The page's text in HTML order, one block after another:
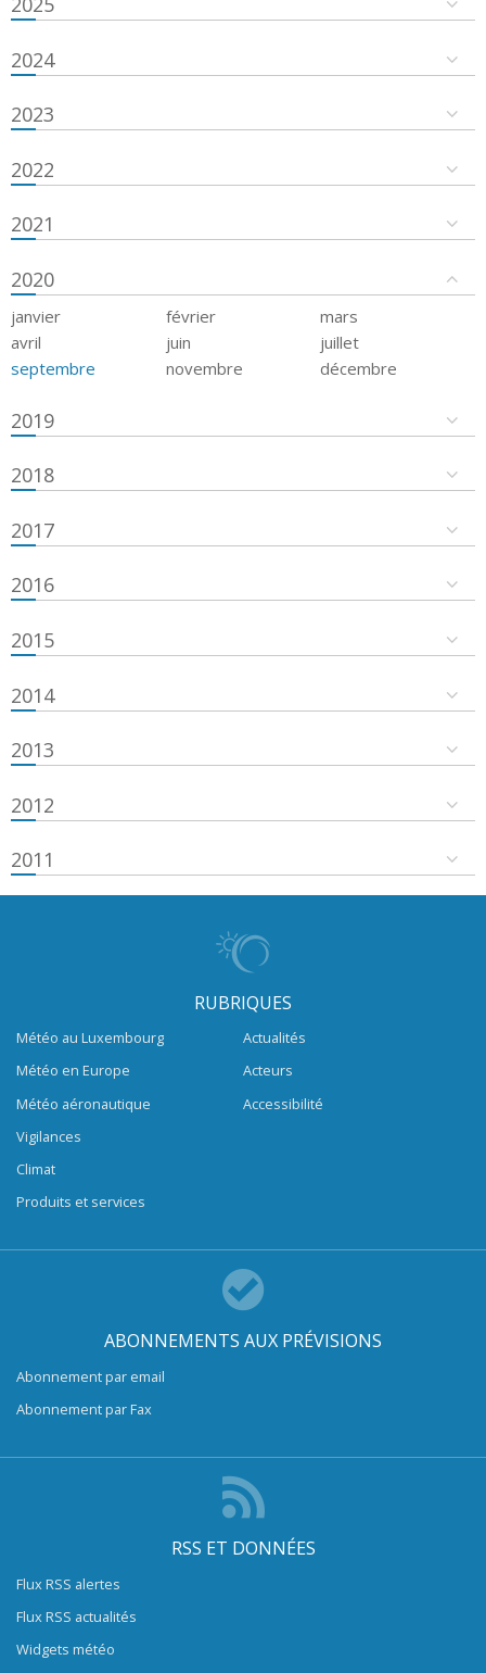
2024
2023
2022
2021
2020
janvier février
mars
avril
juin
juillet
septembre
novembre décembre
2019
2018
2017
2016
2015
2014
2013
2012
2011
RUBRIQUES
Météo au Luxembourg
Météo en Europe
Météo aéronautique
Vigilances
Climat
Produits et services
Actualités
Acteurs
Accessibilité
ABONNEMENTS AUX PRÉVISIONS
Abonnement par email
Abonnement par Fax
RSS ET DONNÉES
Flux RSS alertes
Flux RSS actualités
Widgets météo